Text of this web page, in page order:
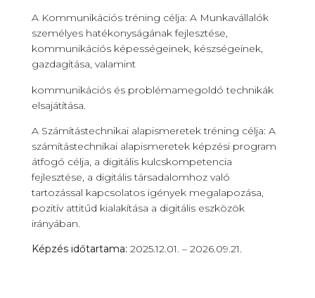
A Kommunikációs tréning célja: A Munkavállalók
személyes hatékonyságának fejlesztése,
kommunikációs képességeinek, készségeinek,
gazdagítása, valamint
kommunikációs és problémamegoldó technikák
elsajátítása.
A Számítástechnikai alapismeretek tréning célja: A
számítástechnikai alapismeretek képzési program
átfogó célja, a digitális kulcskompetencia
fejlesztése, a digitális társadalomhoz való
tartozással kapcsolatos igények megalapozása,
pozitív attitűd kialakítása a digitális eszközök
irányában.
Képzés időtartama: 2025.12.01. – 2026.09.21.